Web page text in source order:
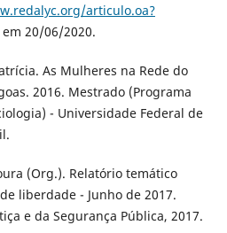
articulo.oa?
em 20/06/2020.
As Mulheres na Rede do
2016. Mestrado (Programa
- Universidade Federal de
(Org.). Relatório temático
liberdade - Junho de 2017.
e da Segurança Pública, 2017.